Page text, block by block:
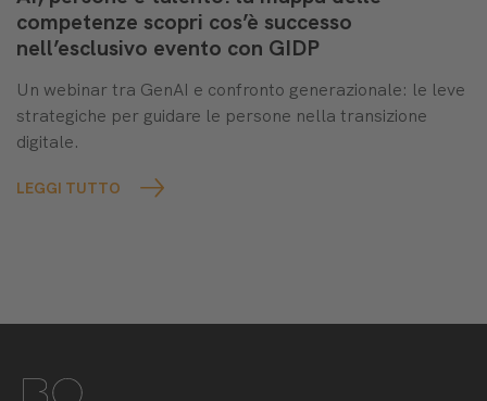
competenze scopri cos’è successo
nell’esclusivo evento con GIDP
Un webinar tra GenAI e confronto generazionale: le leve
strategiche per guidare le persone nella transizione
digitale.
LEGGI TUTTO